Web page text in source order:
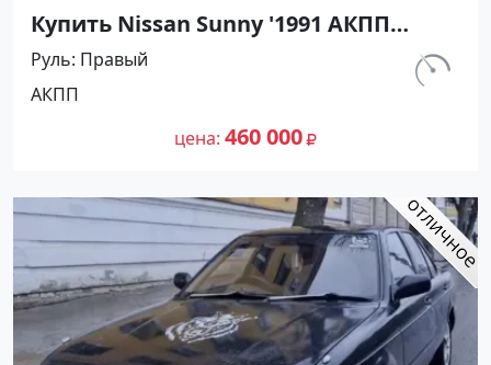
Купить Nissan Sunny '1991 АКПП
(1400/75 л.с.) Бензин инжектор
Тамань цвет Черный Седан по цене
460000 рублей, объявление №27493
на сайте Авторынок23
км.
Руль Правый
АКПП
цена 460 000